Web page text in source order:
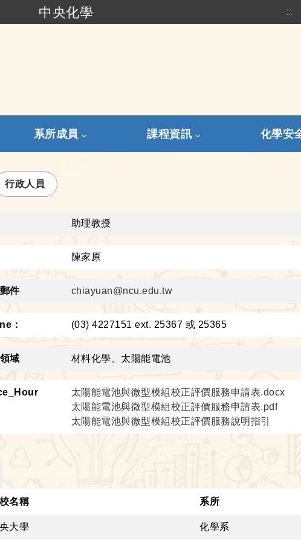
中央化學 :::
系所成員 課程資訊 化學安
行政人員
助理教授
陳家原
件 chiayuan@ncu.edu.tw
： (03) 4227151 ext. 25367 或 25365
域 材料化學、太陽能電池
太陽能電池與微型模組校正評價服務申請表.docx
太陽能電池與微型模組校正評價服務申請表.pdf
太陽能電池與微型模組校正評價服務說明指引
名稱 系所
大學 化學系